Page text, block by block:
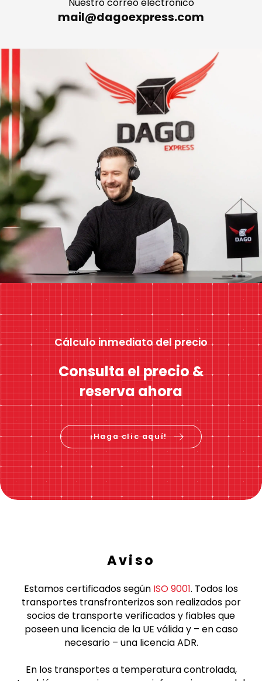
mail@dagoexpress.com
Cálculo inmediato del precio
Consulta el precio &
reserva ahora
Aviso
Estamos certificados segúnISO 9001. Todos los
socios de transporte verificados y fiables que